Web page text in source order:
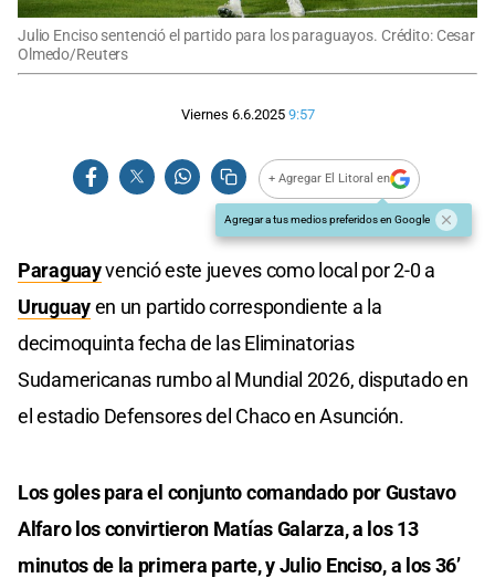
Julio Enciso sentenció el partido para los paraguayos. Crédito: Cesar
Olmedo/Reuters
Viernes 6.6.2025 9:57
+ Agregar El Litoral en
Agregar a tus medios preferidos en Google
Paraguayvenció este jueves como local por 2-0 a
Uruguayen un partido correspondiente a la
decimoquinta fecha de las Eliminatorias
Sudamericanas rumbo al Mundial 2026, disputado en
el estadio Defensores del Chaco en Asunción.
Los goles para el conjunto comandado por Gustavo
Alfaro los convirtieron Matías Galarza, a los 13
minutos de la primera parte, y Julio Enciso, a los 36’